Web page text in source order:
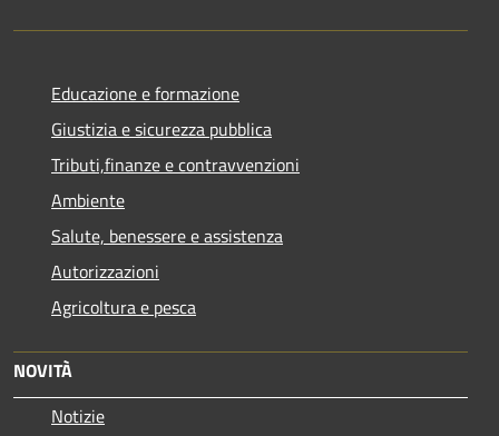
Educazione e formazione
Giustizia e sicurezza pubblica
Tributi,finanze e contravvenzioni
Ambiente
Salute, benessere e assistenza
Autorizzazioni
Agricoltura e pesca
NOVITÀ
Notizie